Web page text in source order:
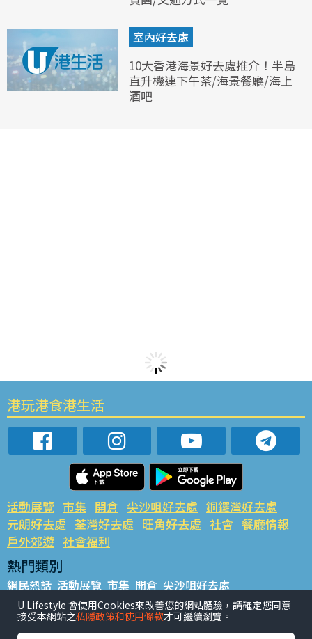
室內好去處
10大香港海景好去處推介！半島
直升機連下午茶/海景餐廳/海上
酒吧
港玩港食港生活
活動展覽 市集 開倉 尖沙咀好去處 銅鑼灣好去處
元朗好去處 荃灣好去處 旺角好去處 社會 餐廳情報
戶外郊遊 社會福利
熱門類別
網民熱話 活動展覽 市集 開倉 尖沙咀好去處
銅鑼灣好去處 元朗好去處 荃灣好去處 旺角好去處 社會
餐廳情報 戶外郊遊
U Lifestyle 會使用Cookies來改善您的網站體驗，請確定您同意
接受本網站之私隱政策和使用條款才可繼續瀏覽。